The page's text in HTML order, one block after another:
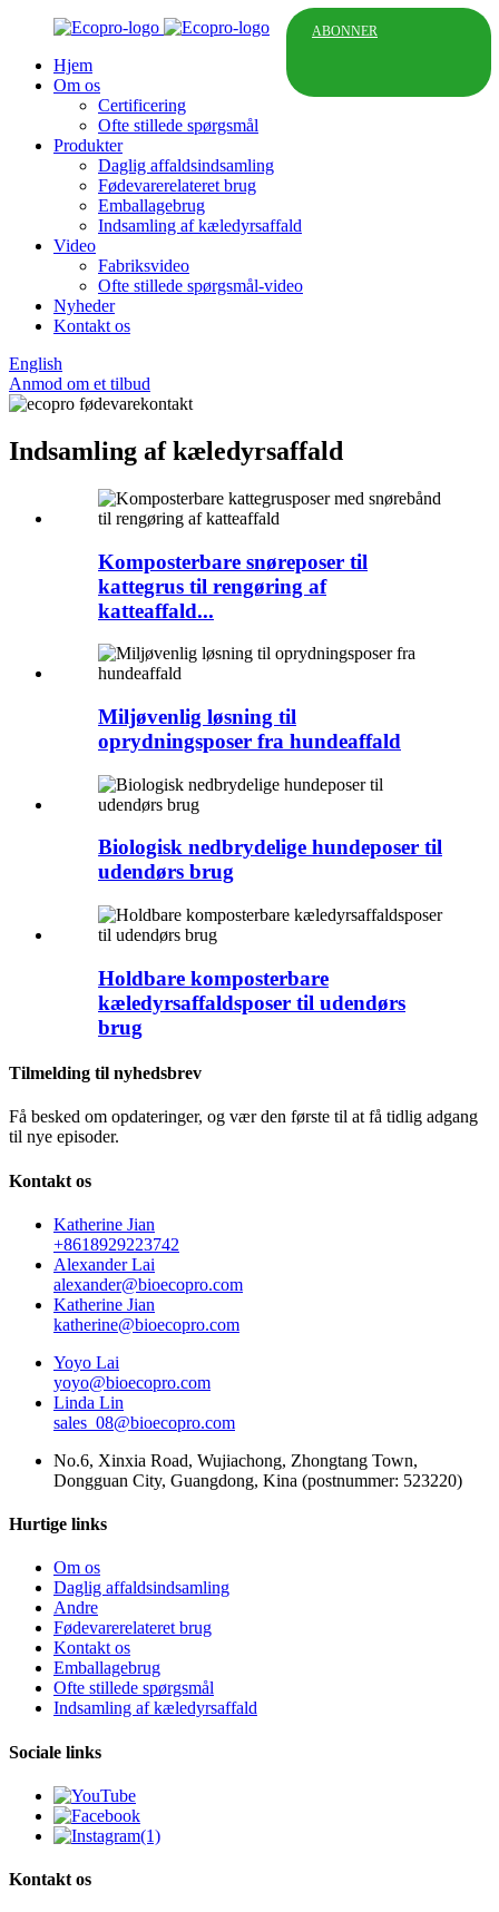
Hjem
Om os
Certificering
Ofte stillede spørgsmål
Produkter
Daglig affaldsindsamling
Fødevarerelateret brug
Emballagebrug
Indsamling af kæledyrsaffald
Video
Fabriksvideo
Ofte stillede spørgsmål-video
Nyheder
Kontakt os
English
Anmod om et tilbud
Indsamling af kæledyrsaffald
Komposterbare snøreposer til
kattegrus til rengøring af
katteaffald...
Miljøvenlig løsning til
oprydningsposer fra hundeaffald
Biologisk nedbrydelige hundeposer til
udendørs brug
Holdbare komposterbare
kæledyrsaffaldsposer til udendørs
brug
Tilmelding til nyhedsbrev
Få besked om opdateringer, og vær den første til at få tidlig adgang
til nye episoder.
ABONNER
Kontakt os
Katherine Jian
+8618929223742
Alexander Lai
alexander@bioecopro.com
Katherine Jian
katherine@bioecopro.com
Yoyo Lai
yoyo@bioecopro.com
Linda Lin
sales_08@bioecopro.com
No.6, Xinxia Road, Wujiachong, Zhongtang Town,
Dongguan City, Guangdong, Kina (postnummer: 523220)
Hurtige links
Om os
Daglig affaldsindsamling
Andre
Fødevarerelateret brug
Kontakt os
Emballagebrug
Ofte stillede spørgsmål
Indsamling af kæledyrsaffald
Sociale links
Kontakt os